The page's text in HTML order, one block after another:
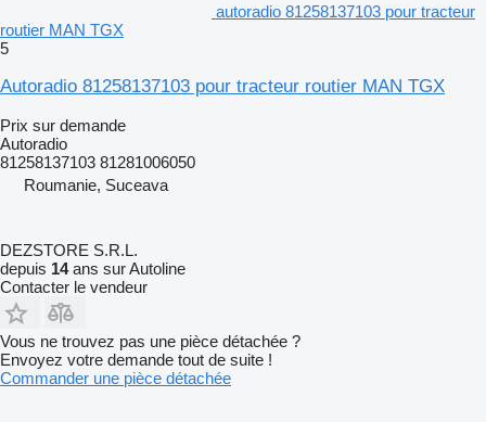
autoradio 81258137103 pour tracteur
routier MAN TGX
5
Autoradio 81258137103 pour tracteur routier MAN TGX
Prix sur demande
Autoradio
81258137103 81281006050
Roumanie, Suceava
DEZSTORE S.R.L.
depuis 14ans sur Autoline
Contacter le vendeur
Vous ne trouvez pas une pièce détachée ?
Envoyez votre demande tout de suite !
Commander une pièce détachée